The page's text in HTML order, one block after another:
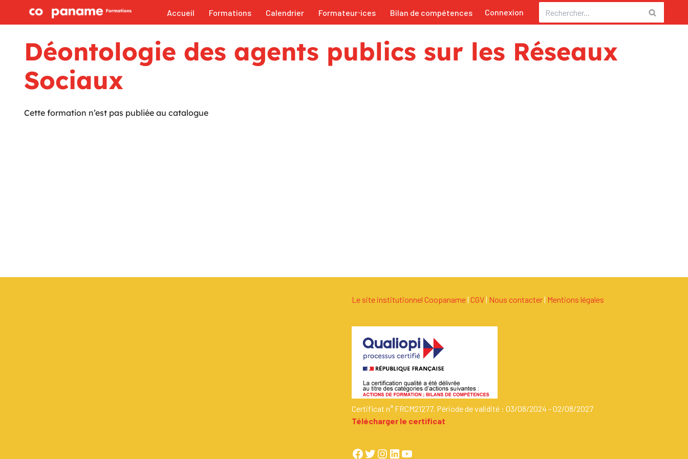
Aller
contenu
Accueil Formations Calendrier Formateur⋅ices Bilan de compétences Connexion
Déontologie des agents publics sur les Réseaux
Sociaux
Cette formation n’est pas publiée au catalogue
Le site institutionnel Coopaname| CGV| Nous contacter| Mentions légales
Certificat n° FRCM21277. Période de validité : 03/08/2024 - 02/08/2027
Télécharger le certificat